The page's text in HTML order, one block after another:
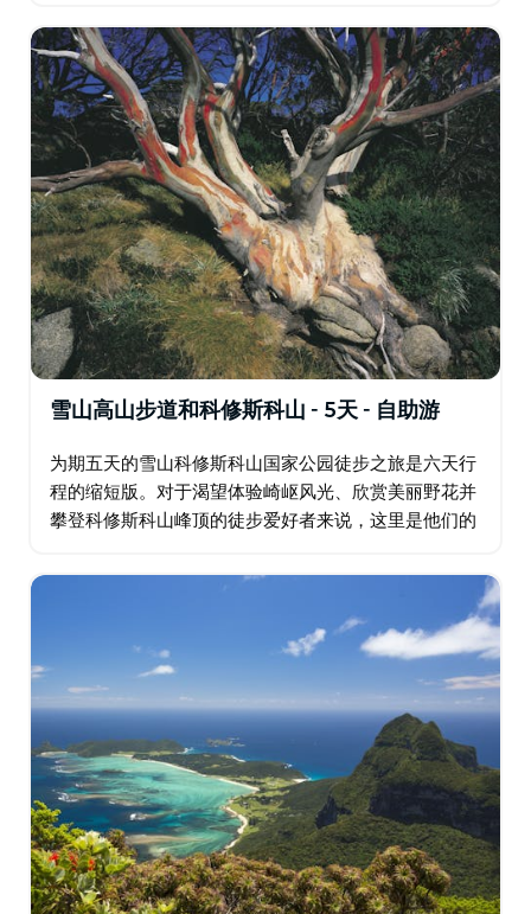
雪山高山步道和科修斯科山 - 5天 - 自助游
为期五天的雪山科修斯科山国家公园徒步之旅是六天行
程的缩短版。对于渴望体验崎岖风光、欣赏美丽野花并
攀登科修斯科山峰顶的徒步爱好者来说，这里是他们的
山口，到达斯雷德博，沿途可欣赏壮丽景色。…